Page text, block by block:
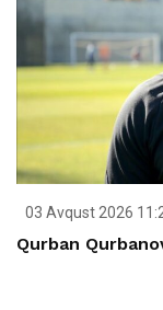
03 Avqust 2026
Qurban